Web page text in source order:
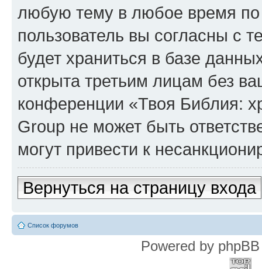
любую тему в любое время
пользователь вы согласны с
будет храниться в базе
открыта третьим лицам без
конференции «Твоя Библия:
Group не может быть
могут привести к
Вернуться на страницу входа
Список форумов
Powered by